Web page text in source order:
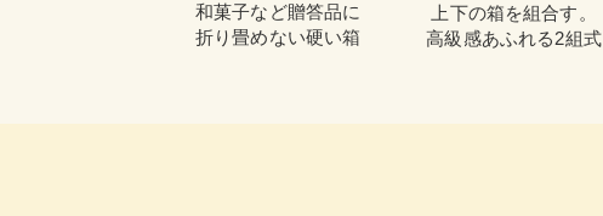
和菓子など贈答品に
折り畳めない硬い箱
上下の箱を組合す。
高級感あふれる2組式